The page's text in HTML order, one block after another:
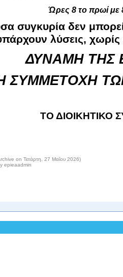
Ώρες 8 το πρωί με
συγκυρία δεν
λύσεις,
ΔΥΝΑΜΗ ΤΗΣ
ΣΥΜΜΕΤΟΧΗ
ΤΟ ΔΙΟΙΚΗΤΙΚΟ
on Τετάρτη, 27 Μαΐου 2026)
epieaadmin